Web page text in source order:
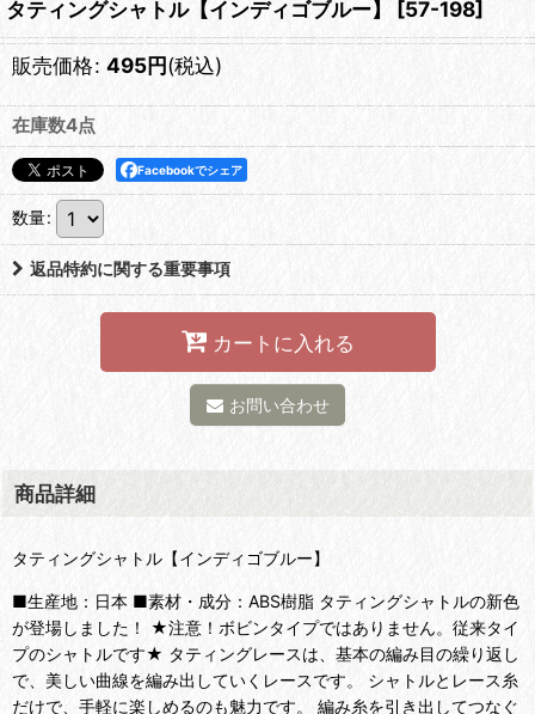
タティングシャトル【インディゴブルー】 [57-198]
販売価格: 495円(税込)
在庫数4点
Facebookでシェア
数量:
返品特約に関する重要事項
カートに入れる
お問い合わせ
商品詳細
タティングシャトル【インディゴブルー】
■生産地：日本 ■素材・成分：ABS樹脂 タティングシャトルの新色
が登場しました！ ★注意！ボビンタイプではありません。従来タイ
プのシャトルです★ タティングレースは、基本の編み目の繰り返し
で、美しい曲線を編み出していくレースです。 シャトルとレース糸
だけで、手軽に楽しめるのも魅力です。 編み糸を引き出してつなぐ